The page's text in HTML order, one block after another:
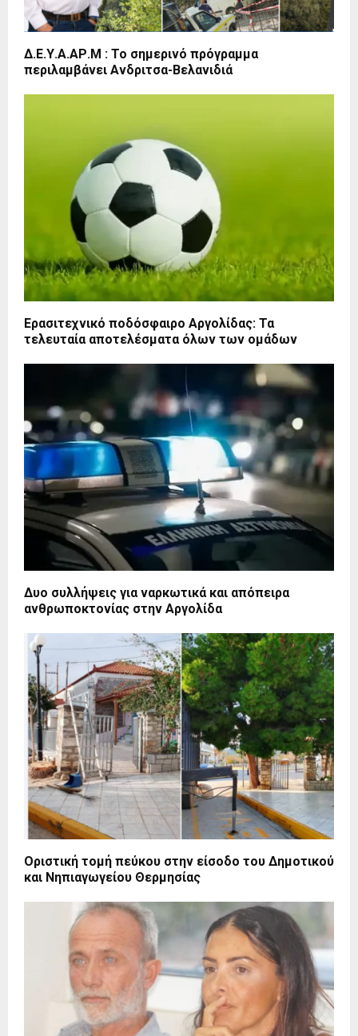
Δ.Ε.Υ.Α.ΑΡ.Μ : Το σημερινό πρόγραμμα
περιλαμβάνει Ανδριτσα-Βελανιδιά
Ερασιτεχνικό ποδόσφαιρο Αργολίδας: Τα
τελευταία αποτελέσματα όλων των ομάδων
Δυο συλλήψεις για ναρκωτικά και απόπειρα
ανθρωποκτονίας στην Αργολίδα
Οριστική τομή πεύκου στην είσοδο του Δημοτικού
και Νηπιαγωγείου Θερμησίας